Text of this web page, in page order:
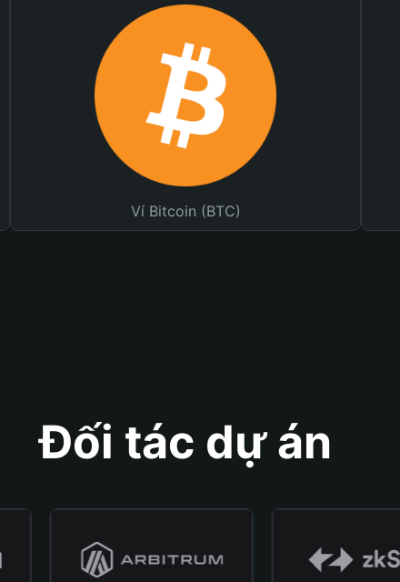
Ví Bitcoin (BTC)
Đối tác dự án